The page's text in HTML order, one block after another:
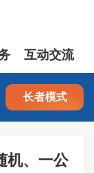
互动交流
长者模式
机、一公